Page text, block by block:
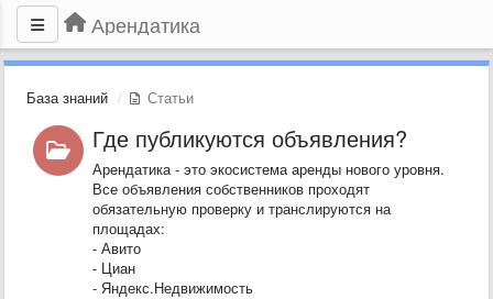
Арендатика
База знаний Статьи
Где публикуются объявления?
Арендатика - это экосистема аренды нового уровня.
Все объявления собственников проходят
обязательную проверку и транслируются на
площадах:
- Авито
- Циан
- Яндекс.Недвижимость